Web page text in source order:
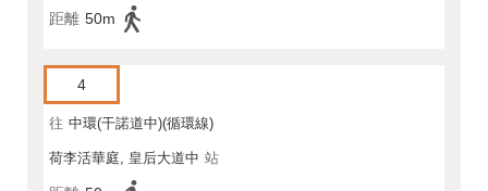
距離 50m
4
往 中環(干諾道中)(循環線)
荷李活華庭, 皇后大道中 站